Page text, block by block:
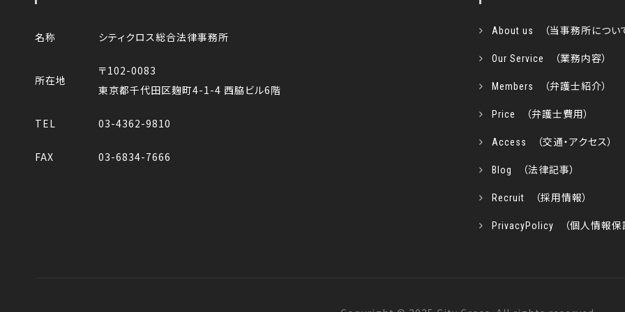
名称 シティクロス総合法律事務所
所在地
〒102-0083
東京都千代田区麹町4-1-4 西脇ビル6階
TEL 03-4362-9810
FAX 03-6834-7666
About us （当事務所について
Our Service （業務内容）
Members （弁護士紹介）
Price （弁護士費用）
Access （交通・アクセス）
Blog （法律記事）
Recruit （採用情報）
PrivacyPolicy （個人情報保